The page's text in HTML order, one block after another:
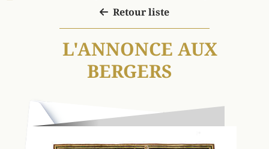
Retour liste
L'ANNONCE AUX
BERGERS